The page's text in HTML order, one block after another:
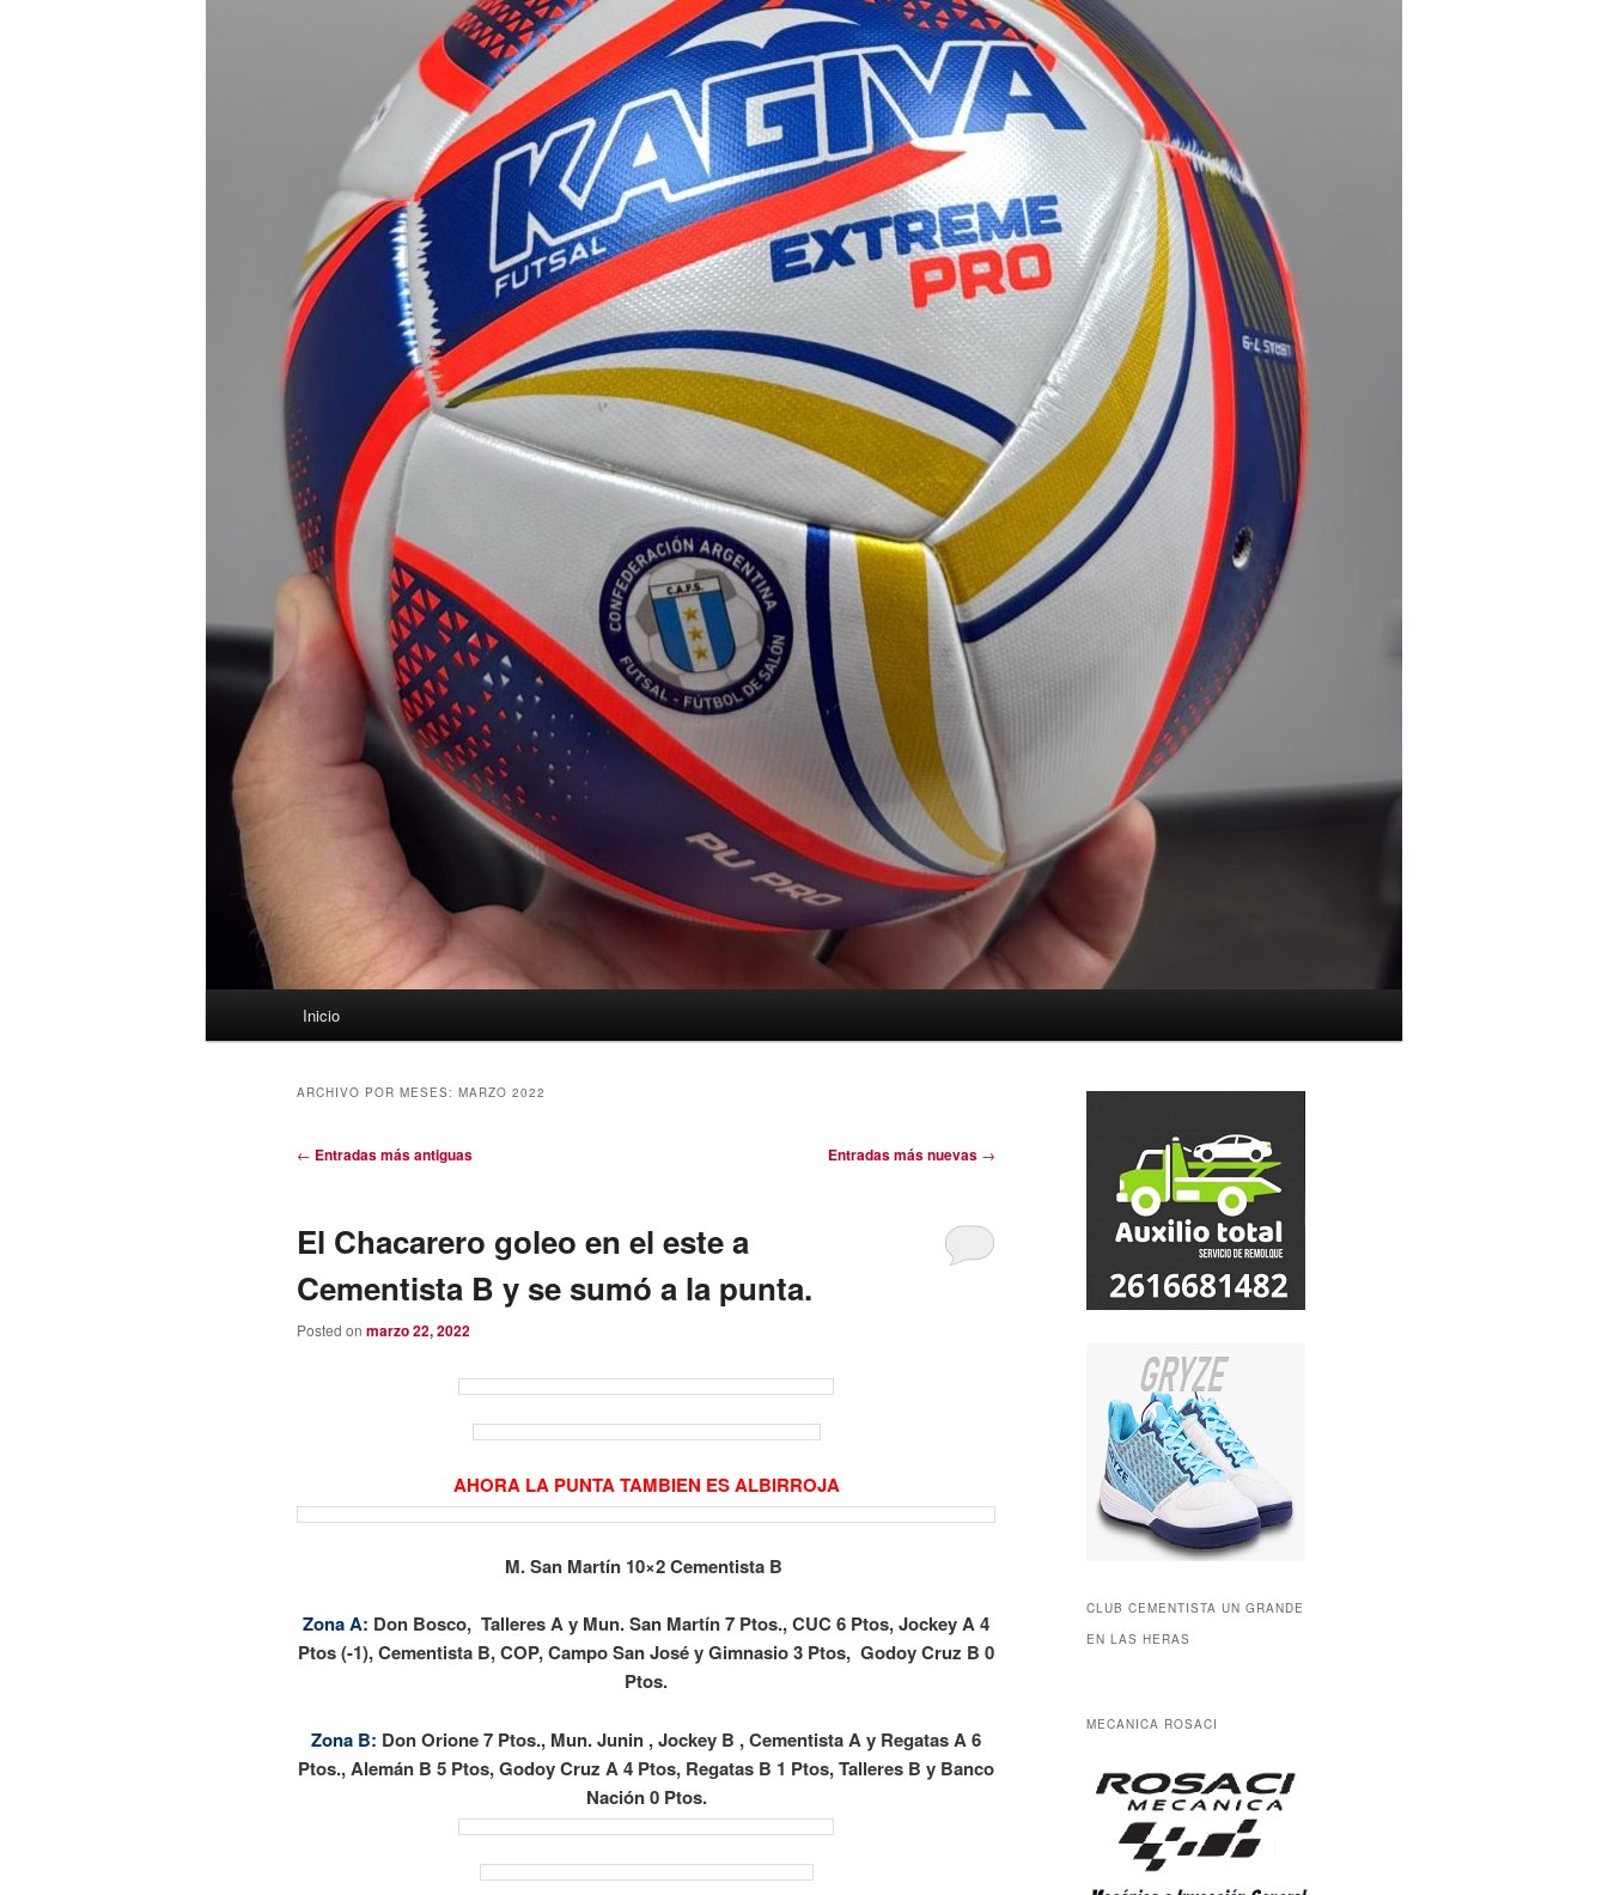
Inicio
ARCHIVO POR MESES: MARZO 2022
Navegación
← Entradas más antiguas Entradas más nuevas →
El Chacarero goleo en el este a
Cementista B y se sumó a la punta.
Posted on marzo 22, 2022
AHORA LA PUNTA TAMBIEN ES ALBIRROJA
M. San Martín 10×2 Cementista B
Zona A: Don Bosco, Talleres A y Mun. San Martín 7 Ptos., CUC 6 Ptos, Jockey A 4
Ptos (-1), Cementista B, COP, Campo San José y Gimnasio 3 Ptos, Godoy Cruz B 0
Ptos.
Zona B: Don Orione 7 Ptos., Mun. Junin , Jockey B , Cementista A y Regatas A 6
Ptos., Alemán B 5 Ptos, Godoy Cruz A 4 Ptos, Regatas B 1 Ptos, Talleres B y Banco
Nación 0 Ptos.
CLUB CEMENTISTA UN GRANDE
EN LAS HERAS
MECANICA ROSACI